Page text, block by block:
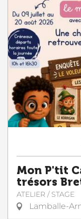
Mon P'tit
trésors
ATELIER / STAGE
Lamballe-